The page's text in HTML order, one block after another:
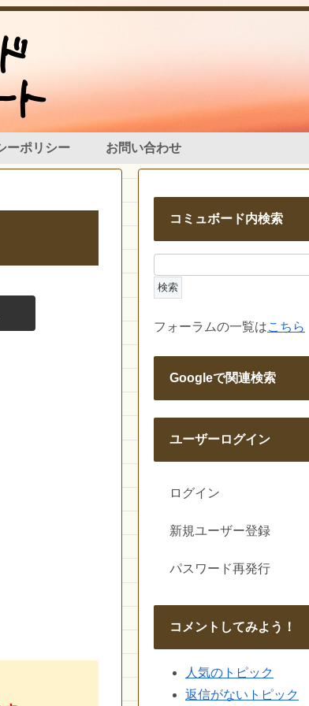
ーポリシー お問い合わせ
コミュボード内検索
フォーラムの一覧はこちら
Googleで関連検索
ユーザーログイン
ログイン
新規ユーザー登録
パスワード再発行
コメントしてみよう！
人気のトピック
返信がないトピック